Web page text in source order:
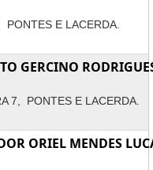
E LACERDA.
GERCINO
7, PONTES E LACERDA.
ORIEL MENDES